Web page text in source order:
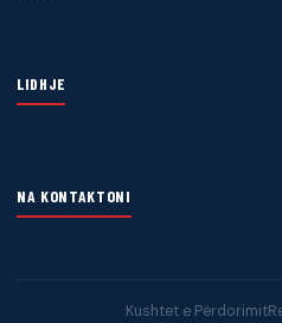
LIDHJE
NA KONTAKTONI
Kushtet e Përdorimit